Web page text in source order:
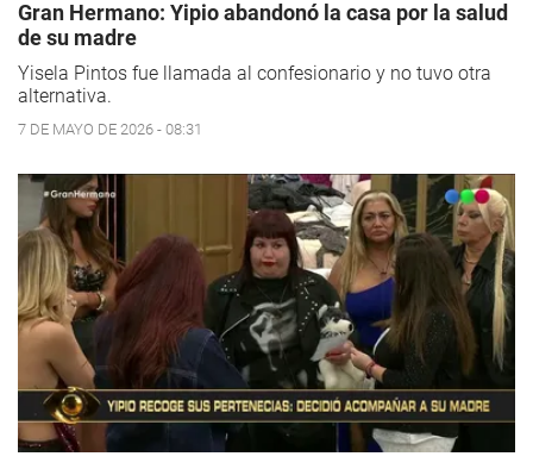
Gran Hermano: Yipio abandonó la casa por la salud
de su madre
Yisela Pintos fue llamada al confesionario y no tuvo otra
alternativa.
7 DE MAYO DE 2026 - 08:31